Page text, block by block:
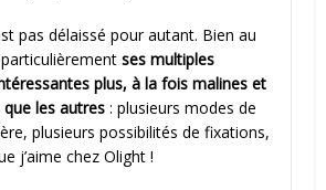
pas délaissé pour autant. Bien au
particulièrementses multiples
plus, à la fois malines et
les autres : plusieurs modes de
plusieurs possibilités de fixations,
j’aime chez Olight !